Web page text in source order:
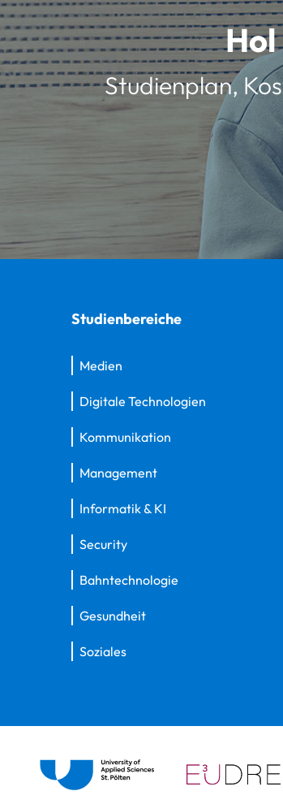
Studienplan,
Studienbereiche
Medien
Digitale Technologien
Kommunikation
Management
Informatik & KI
Security
Bahntechnologie
Gesundheit
Soziales